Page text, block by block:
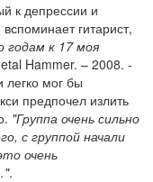
к депрессии и
вспоминает гитарист,
годам к 17 моя
Hammer. – 2008. -
легко мог бы
предпочел излить
"Группа очень сильно
с группой начали
очень
.